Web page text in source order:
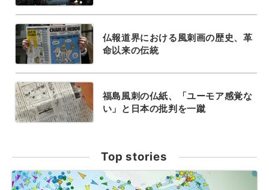
仏報道界における風刺画の歴史、革
命以来の伝統
福島風刺の仏紙、「ユーモア感覚な
い」と日本の批判を一蹴
Top stories